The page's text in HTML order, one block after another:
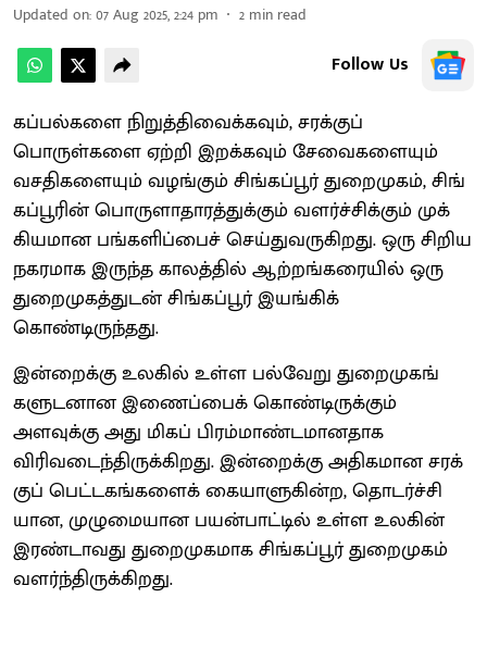
Updated on:07 Aug 2025, 2:24 pm 2 min read
Follow Us
கப்பல்களை நிறுத்​திவைக்​கவும், சரக்​குப்
பொருள்களை ஏற்றி இறக்​கவும் சேவை​களை​யும்
வசதி​களை​யும் வழங்​கும் சிங்​கப்​பூர் துறைமுகம், சிங்​
கப்​பூரின் பொருளாதா​ரத்​துக்​கும் வளர்ச்​சிக்​கும் முக்​
கியமான பங்களிப்​பைச் செய்​து​வரு​கிறது. ஒரு சிறிய
நகரமாக இருந்த காலத்​தில் ஆற்றங்​கரையில் ஒரு
துறைமுகத்​துடன் சிங்​கப்​பூர் இயங்​கிக்​
கொண்டிருந்தது.
இன்றைக்கு உலகில் உள்ள பல்வேறு துறைமுகங்​
களு​டனான இணைப்​பைக் கொண்​டிருக்​கும்
அளவுக்கு அது மிகப் பிரம்​மாண்​ட​மானதாக
விரிவடைந்​திருக்​கிறது. இன்றைக்கு அதிகமான சரக்​
குப் பெட்டகங்​களைக் கையாளுகின்ற, தொடர்ச்​சி​
யான, முழு​மையான பயன்​பாட்டில் உள்ள உலகின்
இரண்​டாவது துறைமுகமாக சிங்​கப்​பூர் துறைமுகம்
வளர்ந்​திருக்​கிறது.